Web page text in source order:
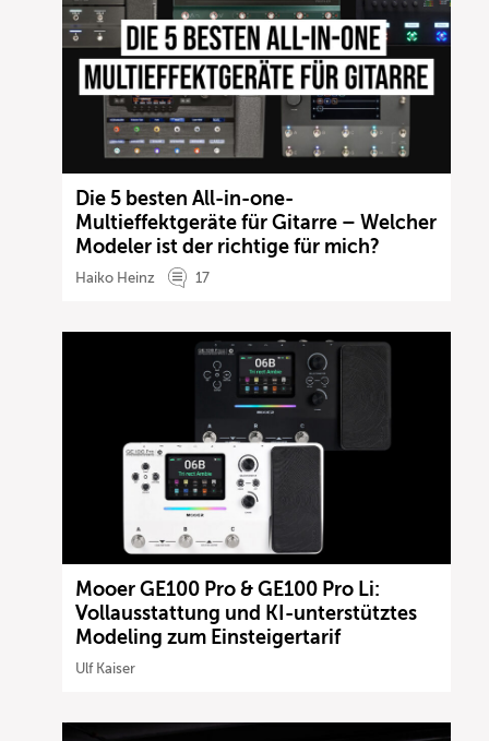
Die 5 besten All-in-one-
Multieffektgeräte für Gitarre – Welcher
Modeler ist der richtige für mich?
Haiko Heinz 17
Mooer GE100 Pro & GE100 Pro Li:
Vollausstattung und KI-unterstütztes
Modeling zum Einsteigertarif
Ulf Kaiser